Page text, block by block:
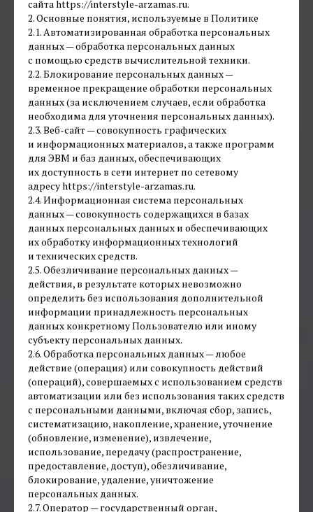
сайта https://interstyle-arzamas.ru.
2. Основные понятия, используемые в Политике
2.1. Автоматизированная обработка персональных
данных — обработка персональных данных
с помощью средств вычислительной техники.
2.2. Блокирование персональных данных —
временное прекращение обработки персональных
данных (за исключением случаев, если обработка
необходима для уточнения персональных данных).
2.3. Веб-сайт — совокупность графических
и информационных материалов, а также программ
для ЭВМ и баз данных, обеспечивающих
их доступность в сети интернет по сетевому
адресу https://interstyle-arzamas.ru.
2.4. Информационная система персональных
данных — совокупность содержащихся в базах
данных персональных данных и обеспечивающих
их обработку информационных технологий
и технических средств.
2.5. Обезличивание персональных данных —
действия, в результате которых невозможно
определить без использования дополнительной
информации принадлежность персональных
данных конкретному Пользователю или иному
субъекту персональных данных.
2.6. Обработка персональных данных — любое
действие (операция) или совокупность действий
(операций), совершаемых с использованием средств
автоматизации или без использования таких средств
с персональными данными, включая сбор, запись,
систематизацию, накопление, хранение, уточнение
(обновление, изменение), извлечение,
использование, передачу (распространение,
предоставление, доступ), обезличивание,
блокирование, удаление, уничтожение
персональных данных.
2.7. Оператор — государственный орган,